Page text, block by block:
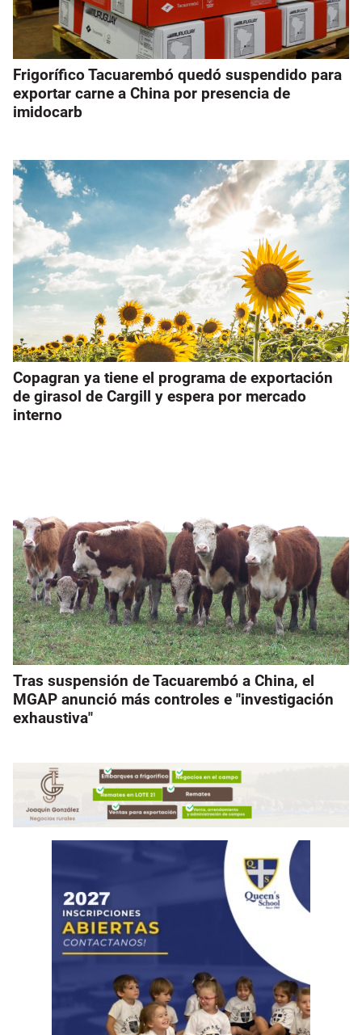
Frigorífico Tacuarembó quedó suspendido para
exportar carne a China por presencia de
imidocarb
Copagran ya tiene el programa de exportación
de girasol de Cargill y espera por mercado
interno
Tras suspensión de Tacuarembó a China, el
MGAP anunció más controles e "investigación
exhaustiva"